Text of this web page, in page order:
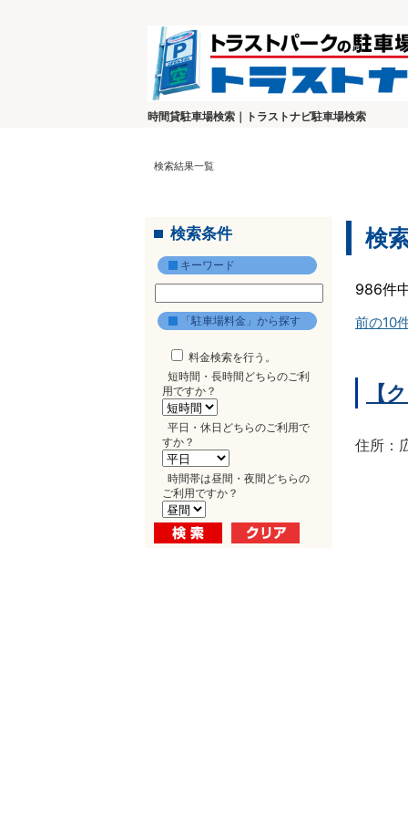
時間貸駐車場検索｜トラストナビ駐車場検索
検索結果一覧
検索条件
キーワード
「駐車場料金」から探す
料金検索を行う。
短時間・長時間どちらのご利
用ですか？
平日・休日どちらのご利用で
すか？
時間帯は昼間・夜間どちらの
ご利用ですか？
検
986件
前の10
【
住所：